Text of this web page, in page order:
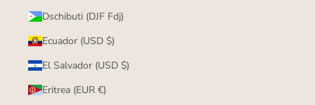
Dschibuti (DJF Fdj)
Ecuador (USD $)
El Salvador (USD $)
Eritrea (EUR €)